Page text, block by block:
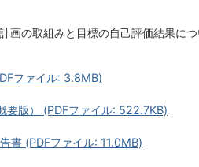
画の取組みと目標の自己評価結果に
ファイル: 3.8MB)
要版） (PDFファイル: 522.7KB)
書 (PDFファイル: 11.0MB)